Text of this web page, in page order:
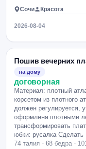
Сочи Красота
2026-08-04
Пошив вечерних
на дому
договорная
Материал: плотный
корсетом из плотного
должен регулируется,
оформлена плотными
трансформировать
юбки: русалка
74 талия - 68 бедра -